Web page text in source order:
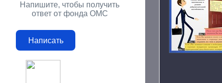
Напишите, чтобы получить
ответ от фонда ОМС
Написать